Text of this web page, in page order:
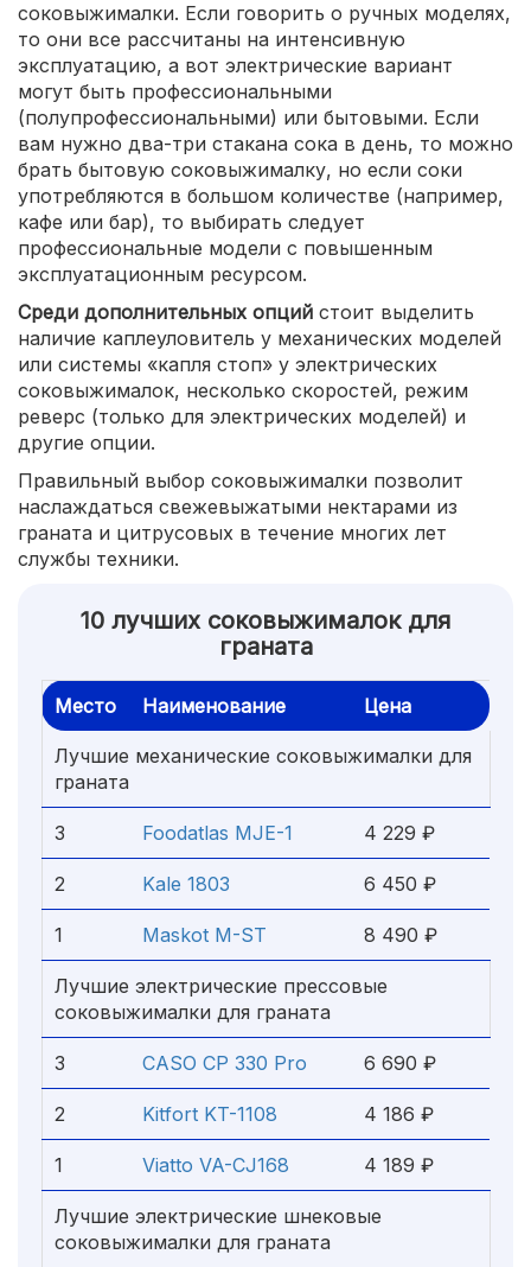
соковыжималки. Если говорить о ручных моделях,
то они все рассчитаны на интенсивную
эксплуатацию, а вот электрические вариант
могут быть профессиональными
(полупрофессиональными) или бытовыми. Если
вам нужно два-три стакана сока в день, то можно
брать бытовую соковыжималку, но если соки
употребляются в большом количестве (например,
кафе или бар), то выбирать следует
профессиональные модели с повышенным
эксплуатационным ресурсом.
Среди дополнительных опций стоит выделить
наличие каплеуловитель у механических моделей
или системы «капля стоп» у электрических
соковыжималок, несколько скоростей, режим
реверс (только для электрических моделей) и
другие опции.
Правильный выбор соковыжималки позволит
наслаждаться свежевыжатыми нектарами из
граната и цитрусовых в течение многих лет
службы техники.
10 лучших соковыжималок для
граната
Место Наименование Цена
Лучшие механические соковыжималки для
граната
3 Foodatlas MJE-1 4 229 ₽
2 Kale 1803 6 450 ₽
1 Maskot M-ST 8 490 ₽
Лучшие электрические прессовые
соковыжималки для граната
3 CASO CP 330 Pro 6 690 ₽
2 Kitfort KT-1108 4 186 ₽
1 Viatto VA-CJ168 4 189 ₽
Лучшие электрические шнековые
соковыжималки для граната